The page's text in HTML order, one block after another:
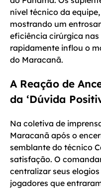
nível técnico da
mostrando um
eficiência cirúrgica
rapidamente inflou o
do Maracanã.
A Reação de
da ‘Dúvida
Na coletiva de
Maracanã após o
semblante do técnico
satisfação. O
centralizar seus
jogadores que